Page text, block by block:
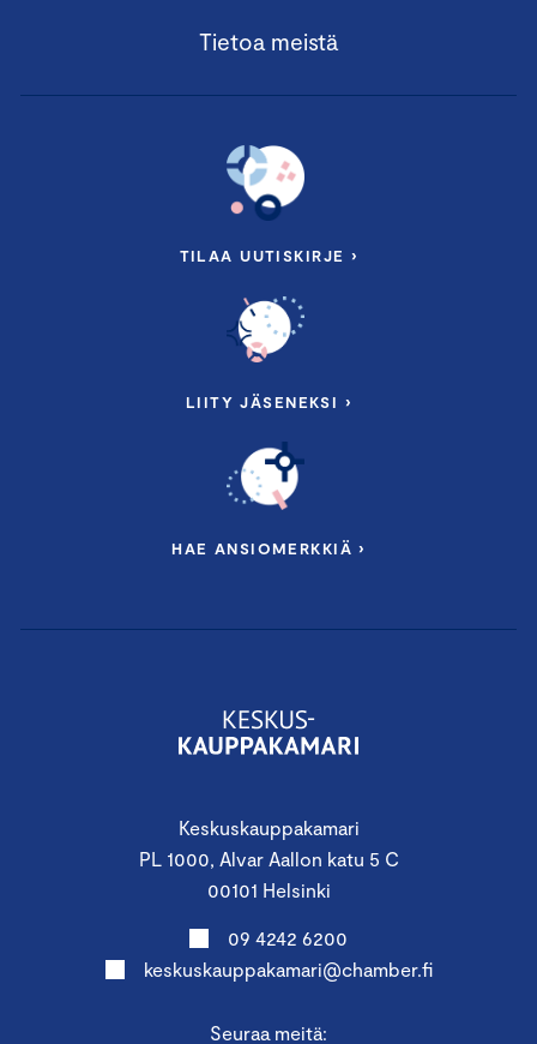
Keskuskauppakamari
PL 1000, Alvar Aallon katu 5 C
00101 Helsinki
09 4242 6200
keskuskauppakamari@chamber.fi
Seuraa meitä:
Tietoa meistä
TILAA UUTISKIRJE ›
LIITY JÄSENEKSI ›
HAE ANSIOMERKKIÄ ›